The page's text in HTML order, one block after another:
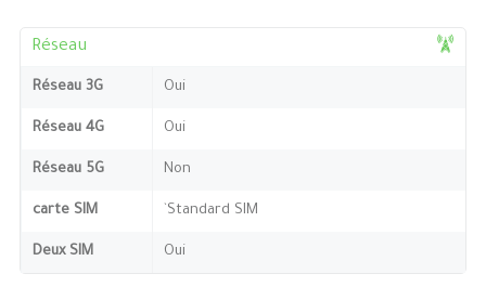
Réseau
Réseau 3G Oui
Réseau 4G Oui
Réseau 5G Non
carte SIM `Standard SIM
Deux SIM Oui